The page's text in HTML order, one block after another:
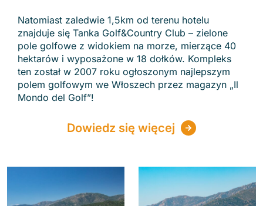
Natomiast zaledwie 1,5km od terenu hotelu
znajduje się Tanka Golf&Country Club – zielone
pole golfowe z widokiem na morze, mierzące 40
hektarów i wyposażone w 18 dołków. Kompleks
ten został w 2007 roku ogłoszonym najlepszym
polem golfowym we Włoszech przez magazyn „Il
Mondo del Golf”!
Dowiedz się więcej